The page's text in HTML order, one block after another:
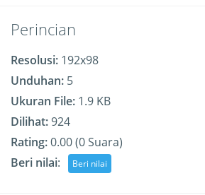
Perincian
Resolusi: 192x98
Unduhan: 5
Ukuran File: 1.9 KB
Dilihat:924
Rating:0.00 (0 Suara)
Beri nilai: